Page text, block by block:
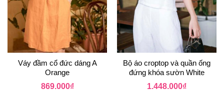
Váy đầm cổ đức dáng A
Orange
869.000₫
Bộ áo croptop và quần ống
đứng khóa sườn White
1.448.000₫